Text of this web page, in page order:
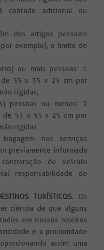
cobrado adicional ou
dos artigos pessoais
exemplo), o limite de
ou mais pessoas: 1
de 55 x 35 x 25 cm por
rígidas;
pessoas ou menos: 2
de 55 x 35 x 25 cm por
rígidas.
nos serviços
previamente informada
de veículo
responsabilidade do
TURÍSTICOS. Os
ciência de que alguns
em nossos roteiros
e a proximidade
assim uma